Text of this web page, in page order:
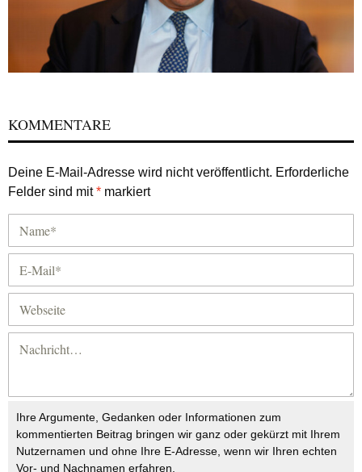
KOMMENTARE
Deine E-Mail-Adresse wird nicht veröffentlicht. Erforderliche
Felder sind mit* markiert
Ihre Argumente, Gedanken oder Informationen zum
kommentierten Beitrag bringen wir ganz oder gekürzt mit Ihrem
Nutzernamen und ohne Ihre E-Adresse, wenn wir Ihren echten
Vor- und Nachnamen erfahren.